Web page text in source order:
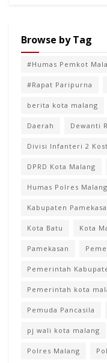
Browse by Tag
#Humas Pemkot
#Rapat Paripurna
berita kota malang
Daerah Dewanti
Divisi Infanteri 2
DPRD Kota Malang
Humas Polres Malang
Kabupaten
Kota Batu Kota
Pamekasan
Pemerintah
Pemerintah kota
Pemuda Pancasila
pj wali kota malang
Polres Malang